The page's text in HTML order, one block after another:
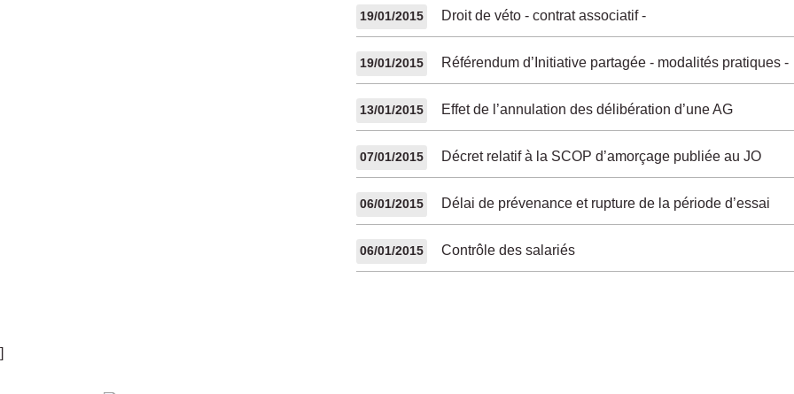
19/01/2015 Droit de véto - contrat associatif -
19/01/2015 Référendum d’Initiative partagée - modalités pratiques -
13/01/2015 Effet de l’annulation des délibération d’une AG
07/01/2015 Décret relatif à la SCOP d’amorçage publiée au JO
06/01/2015 Délai de prévenance et rupture de la période d’essai
06/01/2015 Contrôle des salariés
]